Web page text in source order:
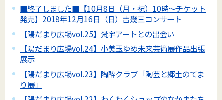
■終了しました■【10月8日（月・祝）10時～チケット
発売】2018年12月16日（日）吉幾三コンサート
【陽だまり広場vol.25】梵字アートとの出会い
【陽だまり広場vol.24】小美玉ゆめ未来芸術展作品出張
展示
【陽だまり広場vol.23】陶酔クラブ「陶芸と郷土のてま
り展」